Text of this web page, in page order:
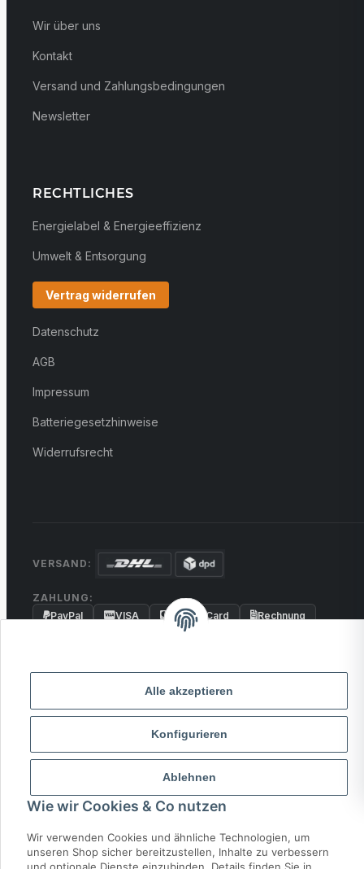
Alle akzeptieren
Konfigurieren
Ablehnen
Wie wir Cookies & Co nutzen
Wir verwenden Cookies und ähnliche Technologien, um
unseren Shop sicher bereitzustellen, Inhalte zu verbessern
Wir über uns
Kontakt
Versand und Zahlungsbedingungen
Newsletter
RECHTLICHES
Energielabel & Energieeffizienz
Umwelt & Entsorgung
Vertrag widerrufen
Datenschutz
AGB
Impressum
Batteriegesetzhinweise
Widerrufsrecht
VERSAND:
ZAHLUNG:
PayPal
VISA MasterCard
Rechnung
* Alle Preise inkl. gesetzlicher USt., zzgl.Versand
© 2026 MCTRADE24. Alle Rechte vorbehalten.
Powered byMD IT Solutions